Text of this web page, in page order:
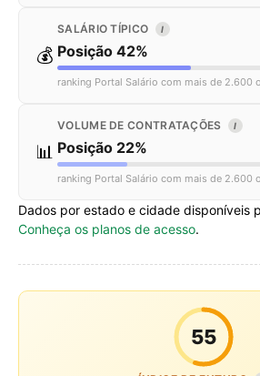
💰
SALÁRIO TÍPICO I
Posição 42%
ranking Portal Salário com mais de 2.600
📊
VOLUME DE CONTRATAÇÕES I
Posição 22%
ranking Portal Salário com mais de 2.600
Dados por estado e cidade disponíveis
Conheça os planos de acesso.
55